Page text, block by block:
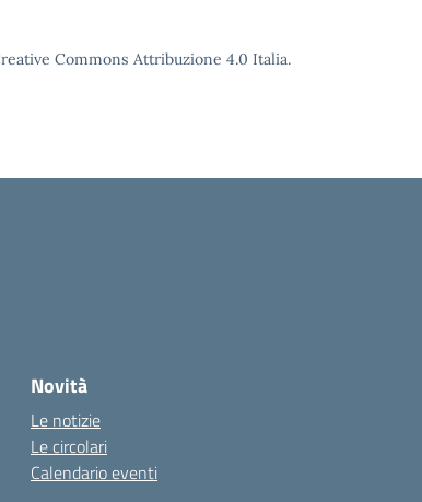
Commons Attribuzione 4.0 Italia.
Novità
Le notizie
Le circolari
Calendario eventi